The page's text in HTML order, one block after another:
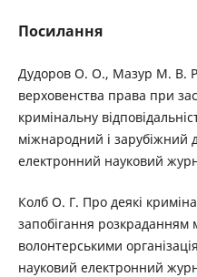
Посилання
Дудоров О. О., Мазур М. В.
верховенства права при
кримінальну
міжнародний і
електронний науковий
Колб О. Г. Про деякі
запобігання
волонтерськими
науковий електронний